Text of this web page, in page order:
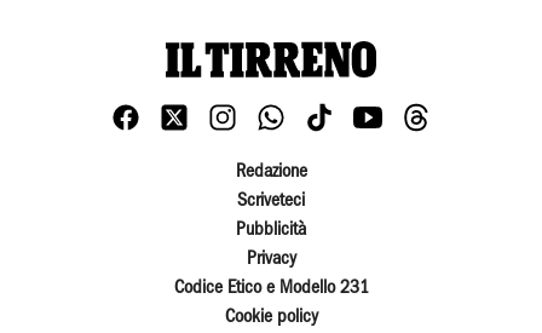
Redazione
Scriveteci
Pubblicità
Privacy
Codice Etico e Modello 231
Cookie policy